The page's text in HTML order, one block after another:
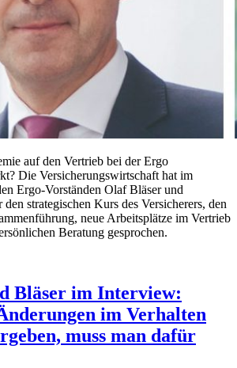
auf den Vertrieb bei der Ergo
Die Versicherungswirtschaft hat im
Ergo-Vorständen Olaf Bläser und
den strategischen Kurs des Versicherers, den
neue Arbeitsplätze im Vertrieb
Beratung gesprochen.
Bläser im Interview:
im Verhalten
muss man dafür